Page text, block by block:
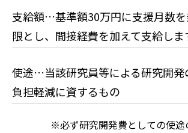
支給額…基準額30万円に支援月数
限とし、間接経費を加えて支給しま
使途…当該研究員等による研究開発
負担軽減に資するもの
※必ず研究開発費としての使途